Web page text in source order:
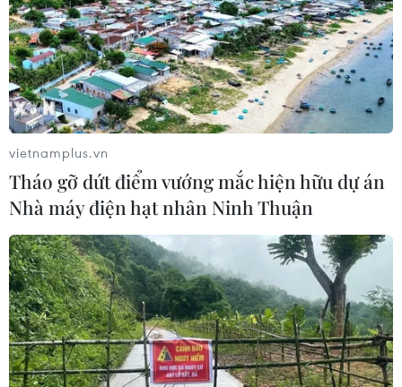
Xây dựng tài khoản đại dương phục vụ
phát triển kinh tế biển bền vững
Việc áp dụng cách tiếp cận tài khoản đại dương sẽ hỗ
trợ xác định phát triển kinh tế biển một cách bền vững,
đóng góp vào quá trình xây dựng chính sách liên quan
đến kinh tế biển xanh của Việt Nam.
vietnamplus.vn
Tháo gỡ dứt điểm vướng mắc hiện hữu dự án
Nhà máy điện hạt nhân Ninh Thuận